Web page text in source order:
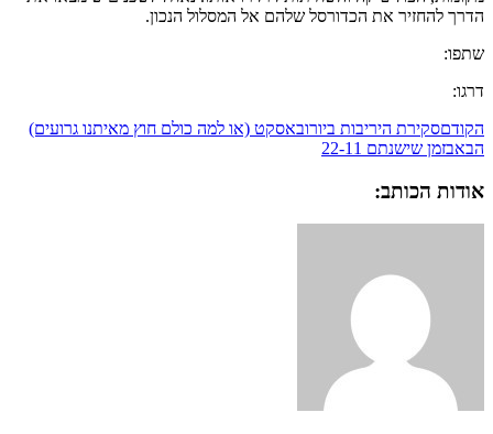
הדרך להחזיר את הכדורסל שלהם אל המסלול הנכון.
שתפו:
דרגו:
הקודםסקירת היריבות ביורובאסקט (או למה כולם חוץ מאיתנו גרועים)
הבאבזמן שישנתם 22-11
אודות הכותב: